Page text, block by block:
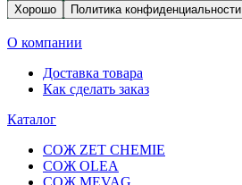
Хорошо Политика конфиденциальности
О компании
Доставка товара
Как сделать заказ
Каталог
СОЖ ZET CHEMIE
СОЖ OLEA
СОЖ MEVAG